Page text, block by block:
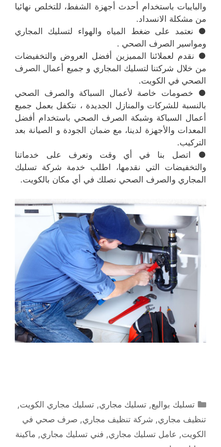
والبايبات باستخدام أحدث أجهزة الشفط، للتخلص نهائيا
من مشكلة الانسداد.
● نعتمد على ضغط المياه والهواء لتسليك المجاري
ومواسير الصرف الصحي .
● نقدم لعملائنا المميزين أفضل العروض والتخفيضات
من خلال شركتنا لتسليك المجاري و جميع أعمال الصرف
الصحي في الكويت.
● خصومات خاصة لأعمال السباكة والصرف الصحي
بالنسبة للشركات والمنازل الجديدة ، نتكفل بعمل جميع
أعمال السباكة وشبكة الصرف الصحي باستخدام أفضل
المعدات والأجهزة لدينا، مع ضمان الجودة و الصيانة بعد
التركيب.
● اتصل بنا في أي وقت وتعرف على خدماتنا
والتخفيضات التي نقدمها، اطلب خدمة شركة تسليك
المجاري والصرف الصحي نصلك في أي مكان بالكويت.
التصنيفات
تسليك بواليع,تسليك مجاري,تسليك مجاري الكويت,
تنظيف مجاري, شركة تنظيف مجاري, صرف صحي في
الكويت, عامل تسليك مجاري, فني تسليك مجاري, ماكينة